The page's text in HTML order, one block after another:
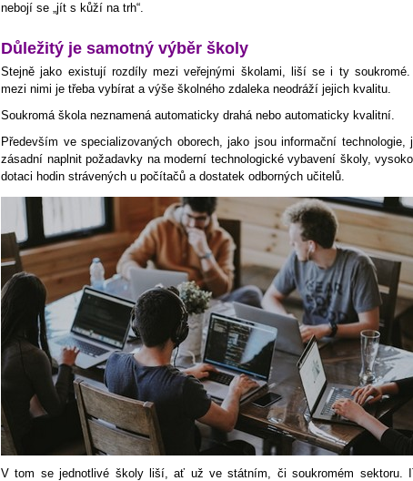
nebojí se „jít s kůží na trh“.
Důležitý je samotný výběr školy
Stejně jako existují rozdíly mezi veřejnými školami, liší se i ty soukromé. I
mezi nimi je třeba vybírat a výše školného zdaleka neodráží jejich kvalitu.
Soukromá škola neznamená automaticky drahá nebo automaticky kvalitní.
Především ve specializovaných oborech, jako jsou informační technologie,
zásadní naplnit požadavky na moderní technologické vybavení školy,
dotaci hodin strávených u počítačů a dostatek odborných učitelů.
V tom se jednotlivé školy liší, ať už ve státním, či soukromém sektoru.